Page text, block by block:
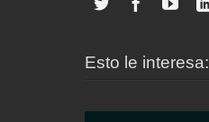
Esto le interesa: